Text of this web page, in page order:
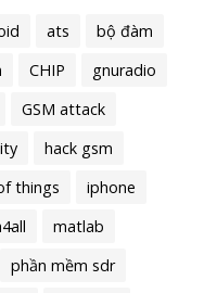
ats
bộ đàm
CHIP
gnuradio
GSM attack
hack gsm
things
iphone
matlab
phần mềm sdr